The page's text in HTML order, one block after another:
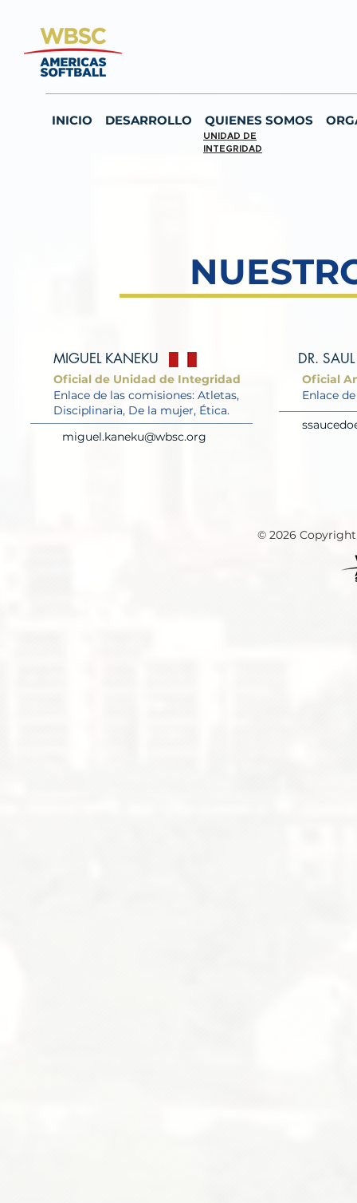
INICIO DESARROLLO QUIENES SOMOS
UNIDAD DE
INTEGRIDAD
MIGUEL KANEKU
Oficial de Unidad de Integridad
Enlace de las comisiones: Atletas,
Disciplinaria, De la mujer, Ética.
miguel.kaneku@wbsc.org
DR.
Oficial
Enlace
© 2026 Copyright